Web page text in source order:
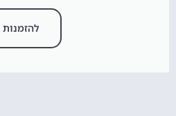
להזמנות